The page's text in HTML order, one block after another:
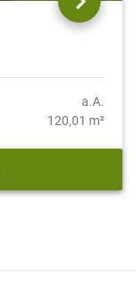
a.A.
120,01 m²